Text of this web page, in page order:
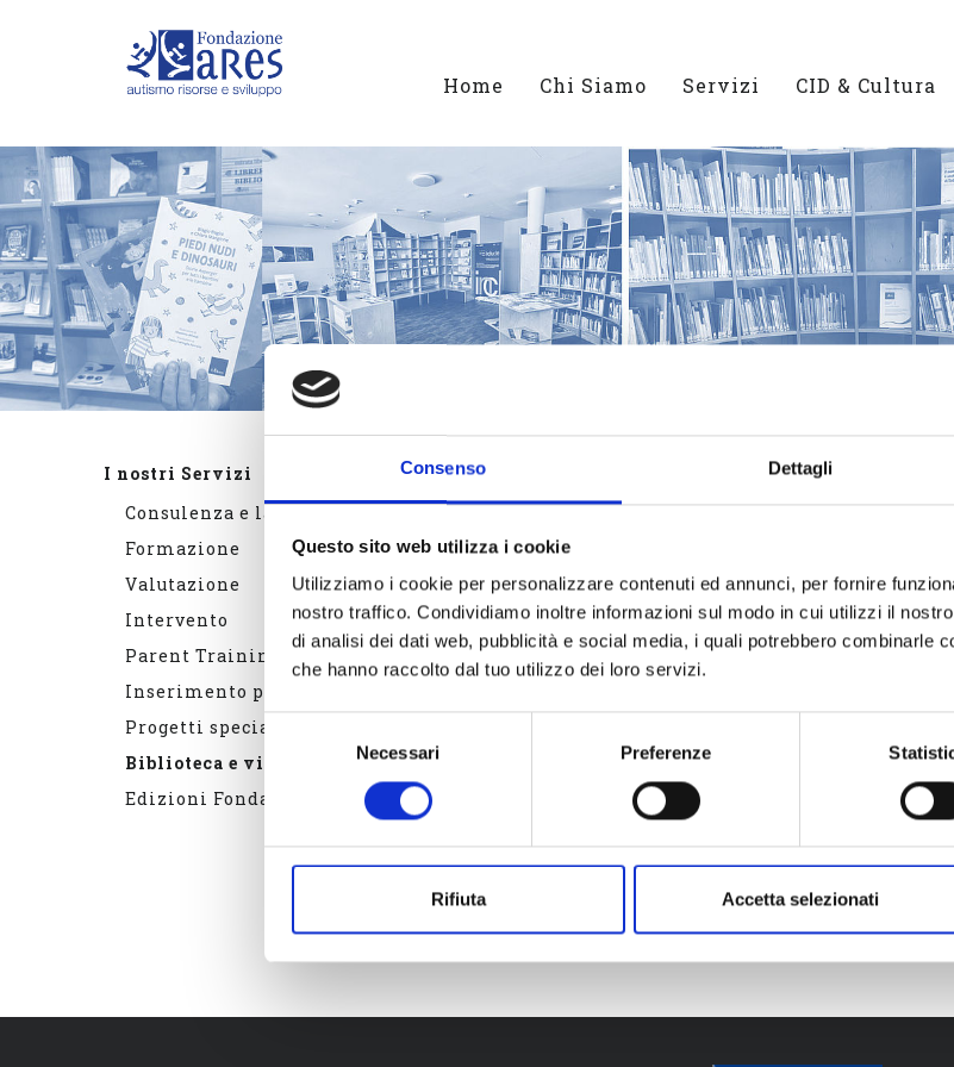
Consenso Dettagli
Questo sito web utilizza i cookie
Utilizziamo i cookie per personalizzare contenuti ed annunci, per fornire
nostro traffico. Condividiamo inoltre informazioni sul modo in cui utilizzi il
di analisi dei dati web, pubblicità e social media, i quali potrebbero combinarle
che hanno raccolto dal tuo utilizzo dei loro servizi.
Selezione
Necessari Preferenze
Rifiuta Accetta selezionati
Home Chi Siamo Servizi CID & Cultura
BIBLIOTECA E VIDEOTECA
Dal 1996 la Fondazione Ares gestisce una Biblioteca e
presenti (libri, documenti, riviste, lavori di diploma, DVD e
Disturbi dello Spettro Autistico e sulla Sindrome di
studenti dei settori educativo, terapeutico e medico.
che trattano il tema dell'autismo o, in generale, tematiche
contatti e orari di apertura
I nostri Servizi
Consulenza e lavoro in rete
Formazione
Valutazione
Intervento
Parent Training
Inserimento professionale
Progetti speciali
Biblioteca e videoteca
Edizioni Fondazione ARES